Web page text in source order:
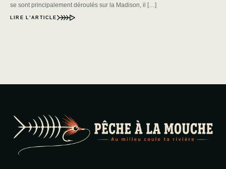
se sont principalement déroulés sur la Madison, il […]
LIRE L’ARTICLE